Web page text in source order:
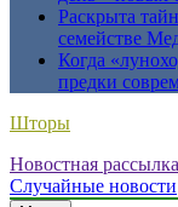
Раскрыта
семействе
Когда
предки
Шторы
Новостная рассылка
Случайные новости